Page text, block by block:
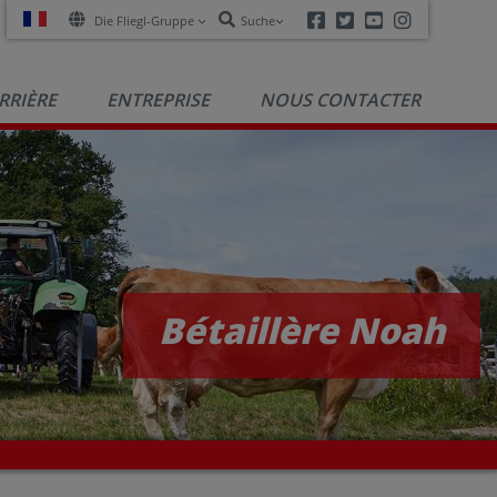
Die Fliegl-Gruppe Suche Facebook
TwitterYoutube
ENTREPRISE NOUS CONTACTER
Bétaillère Noah